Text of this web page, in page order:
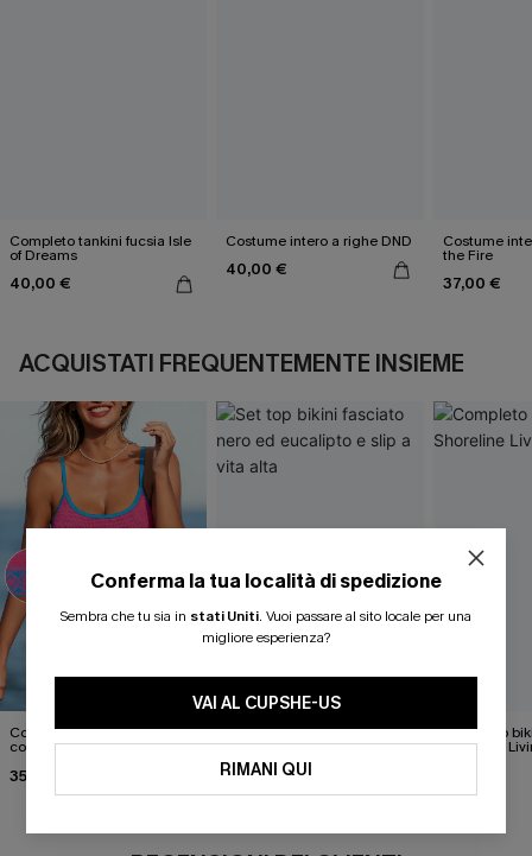
Completo tankini fucsia Isle
of Dreams
40,00 €
Costume intero a righe DND
40,00 €
Costume
the Fire
37,00 €
ACQUISTATI FREQUENTEMENTE INSIEME
Completo bikini Good Sport
color block
35,00 €
Set top bikini fasciato nero
ed eucalipto e slip a vita
alta
37,00 €
Completo
Shoreline
Conferma la tua località di spedizione
Sembra che tu sia in stati Uniti. Vuoi passare al sito locale per una
migliore esperienza?
VAI AL CUPSHE-US
RIMANI QUI